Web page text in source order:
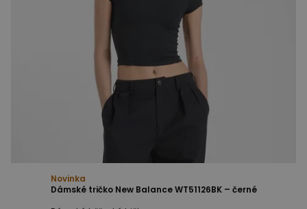
Novinka
Dámské tričko New Balance WT51126BK – černé